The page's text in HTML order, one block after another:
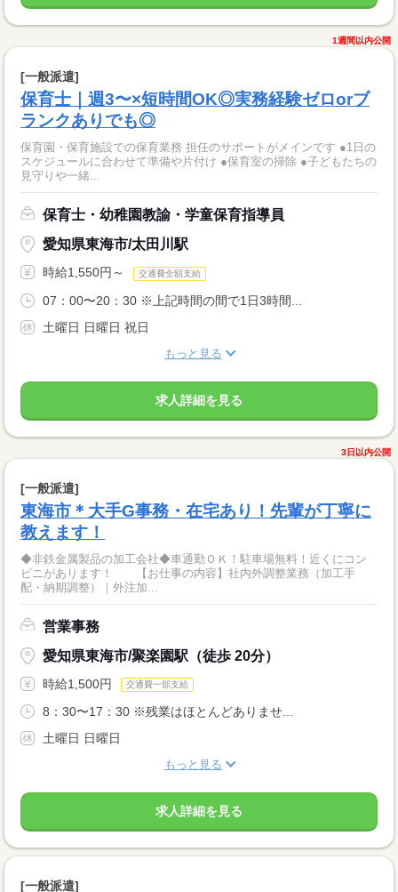
1週間以内公開
[一般派遣]
保育士｜週3〜×短時間OK◎実務経験ゼロorブ
ランクありでも◎
保育園・保育施設での保育業務 担任のサポートがメインです ●1日の
スケジュールに合わせて準備や片付け ●保育室の掃除 ●子どもたちの
見守りや一緒...
保育士・幼稚園教諭・学童保育指導員
愛知県東海市/太田川駅
時給1,550円～ 交通費全額支給
07：00〜20：30 ※上記時間の間で1日3時間...
土曜日 日曜日 祝日
もっと見る
求人詳細を見る
3日以内公開
[一般派遣]
東海市＊大手G事務・在宅あり！先輩が丁寧に
教えます！
◆非鉄金属製品の加工会社◆車通勤ＯＫ！駐車場無料！近くにコン
ビニがあります！ 【お仕事の内容】社内外調整業務（加工手
配・納期調整）｜外注加...
営業事務
愛知県東海市/聚楽園駅（徒歩 20分）
時給1,500円 交通費一部支給
8：30〜17：30 ※残業はほとんどありませ...
土曜日 日曜日
もっと見る
求人詳細を見る
[一般派遣]